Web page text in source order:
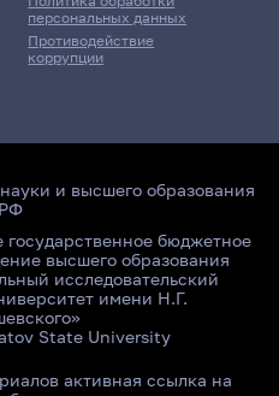
персональных данных
Противодействие
коррупции
и высшего образования
РФ
бюджетное
высшего образования
исследовательский
имени Н.Г.
State University
активная ссылка на